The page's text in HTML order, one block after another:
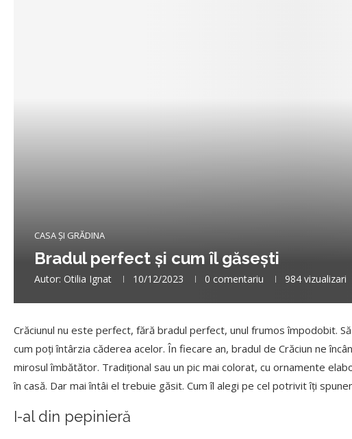
CASA ȘI GRĂDINA
Bradul perfect și cum îl găsești
Autor: Otilia Ignat 10/12/2023 0 comentariu 984 vizualizari
Crăciunul nu este perfect, fără bradul perfect, unul frumos împodobit.
cum poți întârzia căderea acelor. În fiecare an, bradul de Crăciun ne
mirosul îmbătător. Tradițional sau un pic mai colorat, cu ornamente
în casă. Dar mai întâi el trebuie găsit. Cum îl alegi pe cel potrivit îți
I-al din pepinieră